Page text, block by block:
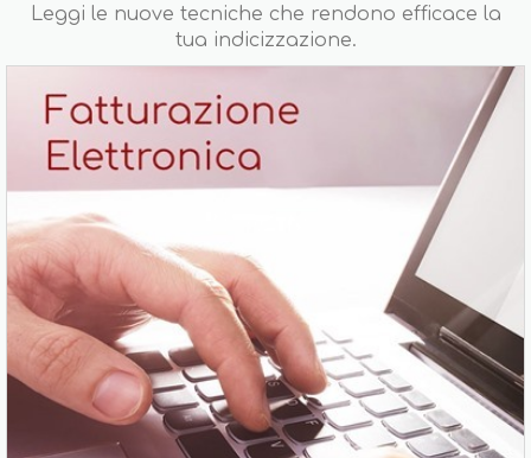
Leggi le nuove tecniche che rendono efficace la
tua indicizzazione.